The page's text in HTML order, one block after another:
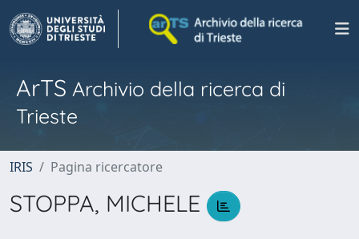
ArTS Archivio della ricerca di
Trieste
IRIS Pagina ricercatore
STOPPA, MICHELE